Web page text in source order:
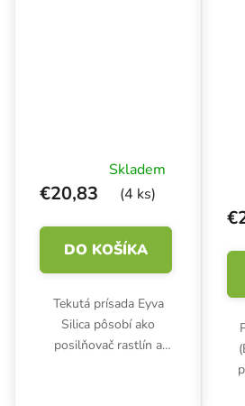
Skladem
(4 ks)
€20,83
DO KOŠÍKA
Tekutá prísada Eyva
Silica pôsobí ako
posilňovač rastlín a